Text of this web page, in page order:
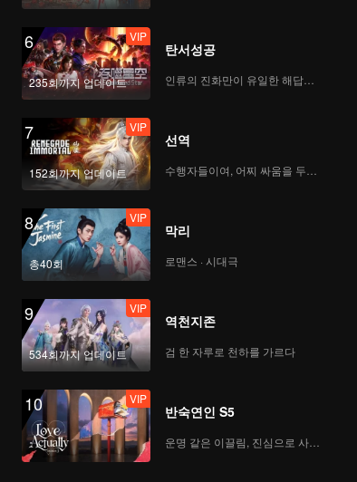
6
235회까지 업데이트
VIP
탄서성공
인류의 진화만이 유일한 해답이다
7
152회까지 업데이트
VIP
선역
8
총40회
VIP
막리
로맨스 · 시대극
9
534회까지 업데이트
VIP
역천지존
검 한 자루로 천하를 가르다
10 VIP
반숙연인 S5
운명 같은 이끌림, 진심으로 사랑하다